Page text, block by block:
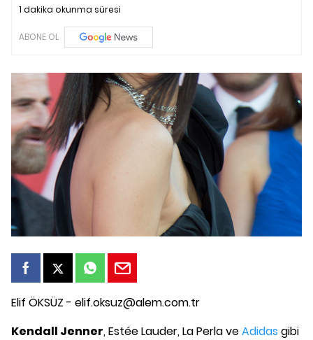
1 dakika okunma süresi
ABONE OL
Elif ÖKSÜZ - elif.oksuz@alem.com.tr
Kendall Jenner, Estée Lauder, La Perla veAdidas gibi